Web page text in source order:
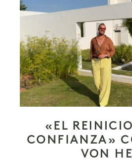
«EL
CONFIANZA»
VON